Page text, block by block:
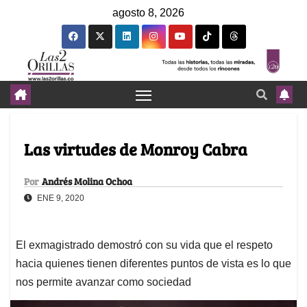
agosto 8, 2026
Las virtudes de Monroy Cabra
Por Andrés Molina Ochoa
ENE 9, 2020
El exmagistrado demostró con su vida que el respeto
hacia quienes tienen diferentes puntos de vista es lo que
nos permite avanzar como sociedad